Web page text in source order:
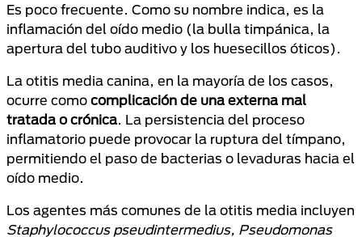
Es poco frecuente. Como su nombre indica, es la
inflamación del oído medio (la bulla timpánica, la
apertura del tubo auditivo y los huesecillos óticos).
La otitis media canina, en la mayoría de los casos,
ocurre como complicación de una externa mal
tratada o crónica. La persistencia del proceso
inflamatorio puede provocar la ruptura del tímpano,
permitiendo el paso de bacterias o levaduras hacia el
oído medio.
Los agentes más comunes de la otitis media incluyen
Staphylococcus pseudintermedius, Pseudomonas